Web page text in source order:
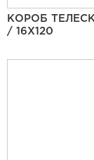
КОРОБ
/ 16Х120